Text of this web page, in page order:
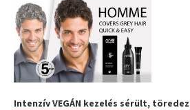
Intenzív VEGÁN kezelés sérült,